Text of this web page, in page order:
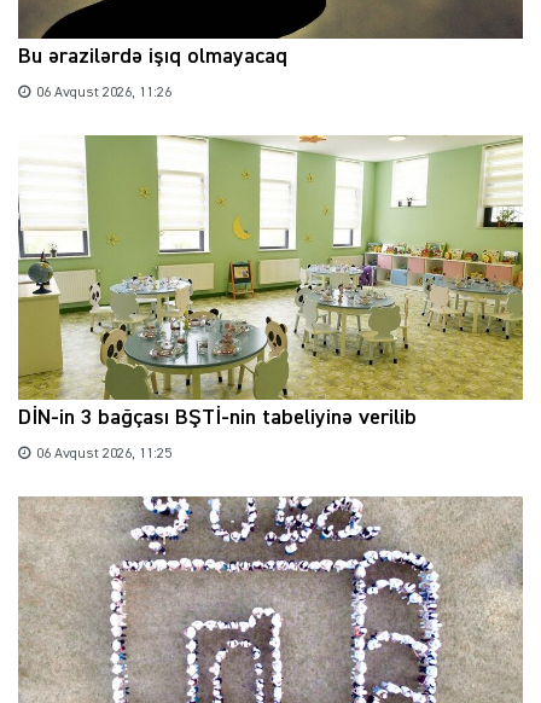
Bu ərazilərdə işıq olmayacaq
06 Avqust 2026, 11:26
DİN-in 3 bağçası BŞTİ-nin tabeliyinə verilib
06 Avqust 2026, 11:25